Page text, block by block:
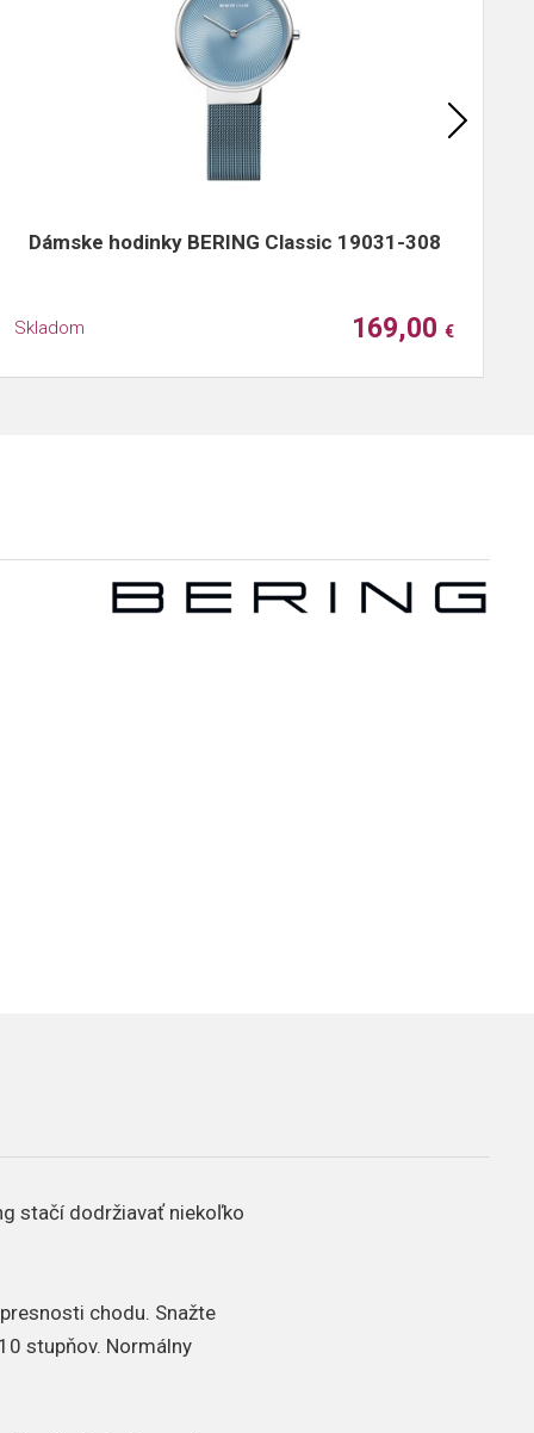
Dámske hodinky BERING Classic 19031-308
Skladom 169,00 €
stačí dodržiavať niekoľko
chodu. Snažte
stupňov. Normálny